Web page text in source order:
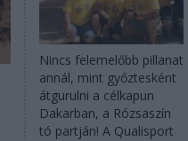
Nincs felemelőbb pillanat
annál, mint győztesként
átgurulni a célkapun
Dakarban, a Rózsaszín
tó partján! A Qualisport